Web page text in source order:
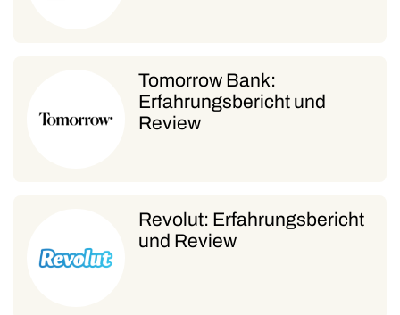
Tomorrow Bank:
Erfahrungsbericht und
Review
Revolut: Erfahrungsbericht
und Review